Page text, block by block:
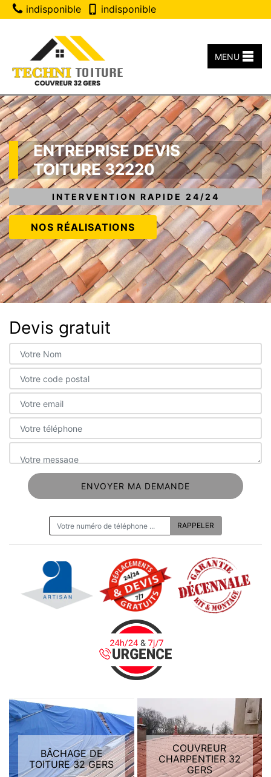
indisponible indisponible
MENU
ENTREPRISE DEVIS
TOITURE 32220
INTERVENTION RAPIDE 24/24
NOS RÉALISATIONS
Devis gratuit
BÂCHAGE DE
TOITURE 32 GERS
COUVREUR
CHARPENTIER 32
GERS